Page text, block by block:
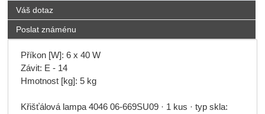
Váš dotaz
Poslat známénu
Příkon [W]: 6 x 40 W
Závit: E - 14
Hmotnost [kg]: 5 kg
Křišťálová lampa 4046 06-669SU09 · 1 kus · typ skla: